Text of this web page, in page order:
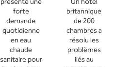
forte
demande
quotidienne
en eau
chaude
sanitaire pour
britannique
de 200
chambres a
résolu les
problèmes
liés au